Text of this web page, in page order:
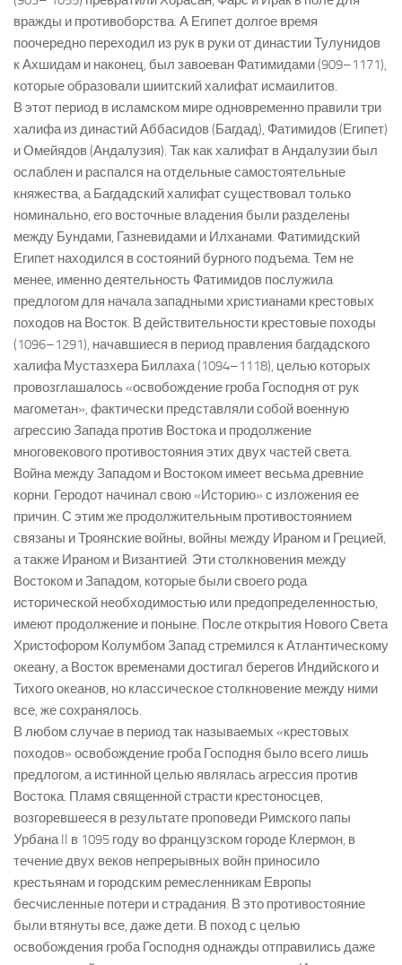
вражды и противоборства. А Египет долгое время
поочередно переходил из рук в руки от династии Тулунидов
к Ахшидам и наконец, был завоеван Фатимидами (909–1171),
которые образовали шиитский халифат исмаилитов.
В этот период в исламском мире одновременно правили три
халифа из династий Аббасидов (Багдад), Фатимидов (Египет)
и Омейядов (Андалузия). Так как халифат в Андалузии был
ослаблен и распался на отдельные самостоятельные
княжества, а Багдадский халифат существовал только
номинально, его восточные владения были разделены
между Бундами, Газневидами и Илханами. Фатимидский
Египет находился в состояний бурного подъема. Тем не
менее, именно деятельность Фатимидов послужила
предлогом для начала западными христианами крестовых
походов на Восток. В действительности крестовые походы
(1096–1291), начавшиеся в период правления багдадского
халифа Мустазхера Биллаха (1094–1118), целью которых
провозглашалось «освобождение гроба Господня от рук
магометан», фактически представляли собой военную
агрессию Запада против Востока и продолжение
многовекового противостояния этих двух частей света.
Война между Западом и Востоком имеет весьма древние
корни. Геродот начинал свою «Историю» с изложения ее
причин. С этим же продолжительным противостоянием
связаны и Троянские войны, войны между Ираном и Грецией,
а также Ираном и Византией. Эти столкновения между
Востоком и Западом, которые были своего рода
исторической необходимостью или предопределенностью,
имеют продолжение и поныне. После открытия Нового Света
Христофором Колумбом Запад стремился к Атлантическому
океану, а Восток временами достигал берегов Индийского и
Тихого океанов, но классическое столкновение между ними
все, же сохранялось.
В любом случае в период так называемых «крестовых
походов» освобождение гроба Господня было всего лишь
предлогом, а истинной целью являлась агрессия против
Востока. Пламя священной страсти крестоносцев,
возгоревшееся в результате проповеди Римского папы
Урбана II в 1095 году во французском городе Клермон, в
течение двух веков непрерывных войн приносило
крестьянам и городским ремесленникам Европы
бесчисленные потери и страдания. В это противостояние
были втянуты все, даже дети. В поход с целью
освобождения гроба Господня однажды отправились даже